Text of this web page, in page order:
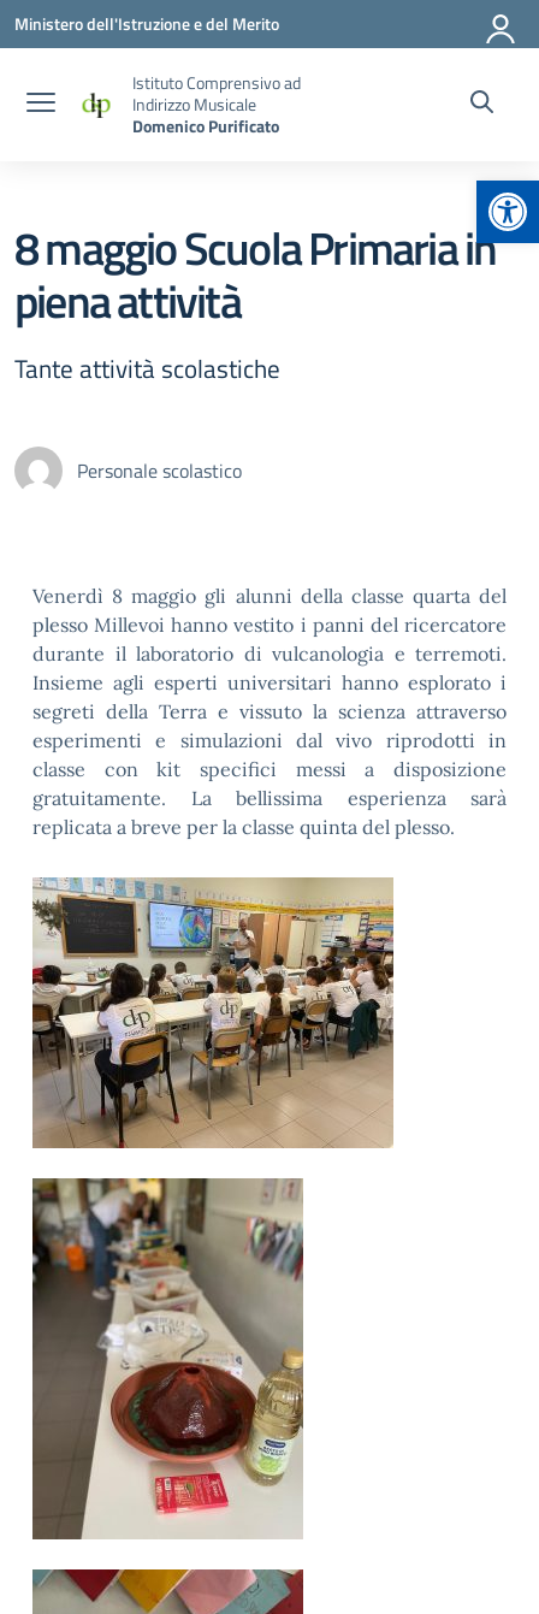
Vai ai contenuti
Vai al menu di navigazione
Vai al footer
Ministero dell'Istruzione e del Merito
Istituto Comprensivo ad
Indirizzo Musicale
Domenico Purificato
8 maggio Scuola Primaria in
piena attività
Tante attività scolastiche
Personale scolastico
Venerdì 8 maggio gli alunni della classe quarta del
plesso Millevoi hanno vestito i panni del ricercatore
durante il laboratorio di vulcanologia e terremoti.
Insieme agli esperti universitari hanno esplorato i
segreti della Terra e vissuto la scienza attraverso
esperimenti e simulazioni dal vivo riprodotti in
classe con kit specifici messi a disposizione
gratuitamente. La bellissima esperienza sarà
replicata a breve per la classe quinta del plesso.